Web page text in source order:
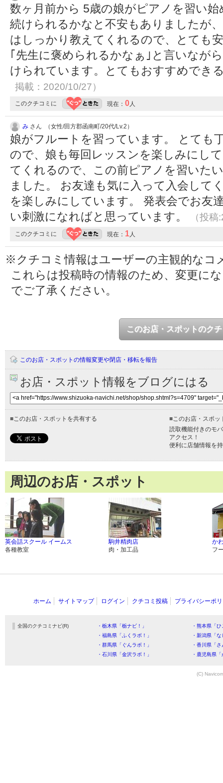
数ヶ月前から 5歳の娘がピアノを習い
続けられるかなと不安もありましたが
はしっかり教えてくれるので、とても
｢先生に褒められるかなぁ｣と言いなが
けられています。とてもおすすめでき
掲載：2020/10/27）
このクチコミに 現在： 0 人
み さん （女性/田方郡函南町/20代/Lv.2）
娘がフルートを習っています。 とても
ので、娘も毎回レッスンを楽しみにし
てくれるので、この前ピアノを習いた
ました。 お友達も気に入って入会して
を楽しみにしています。 発表会でお友
い刺激になればと思っています。
（投
このクチコミに 現在： 1 人
※クチコミ情報はユーザーの主観的なコ
これらは投稿時の情報のため、変更に
でご了承ください。
このお店・スポットのク
このお店・スポットの情報変更や閉店・移転を報告
お店・スポット情報をブログにはる
■ このお店・スポットを共有する ■ このお店・スポ
読取機能付きのモ
アクセス！
便利に店舗情報を
周辺のお店・スポット
英会話スクール イームス
各種教室
駒井精肉店
肉・加工品
か
フ
ホーム サイトマップ ログイン クチコミ投稿 プライバシーポ
全国のクチコミナビ(R) ・栃木県「栃ナビ！」
・熊本県「
・福島県「ふくラボ！」
・新潟県「
・群馬県「ぐんラボ！」
・香川県「
・石川県「金沢ラボ！」
・鹿児島県
(C)